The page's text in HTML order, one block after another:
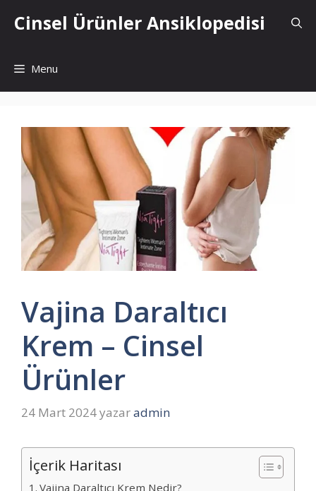
atlaCinsel Ürünler Ansiklopedisi
Menu
Vajina Daraltıcı
Krem – Cinsel
Ürünler
24 Mart 2024yazaradmin
İçerik Haritası
Vajina Daraltıcı Krem Nedir?